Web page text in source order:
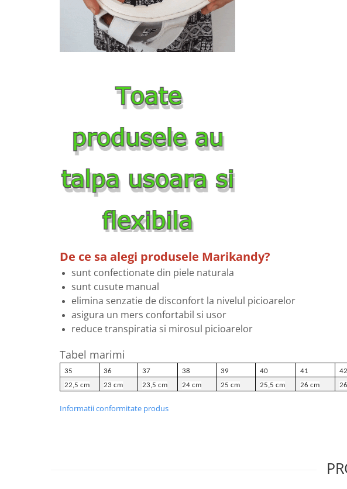
De ce sa alegi produsele Marikandy?
sunt confectionate din piele naturala
sunt cusute manual
elimina senzatie de disconfort la nivelul picioarelor
asigura un mers confortabil si usor
reduce transpiratia si mirosul picioarelor
Tabel marimi
35 36 37 38 39 40 41
42
22,5 cm
23 cm 23,5 cm 24 cm 25 cm 25,5 cm 26 cm
Informatii conformitate produs